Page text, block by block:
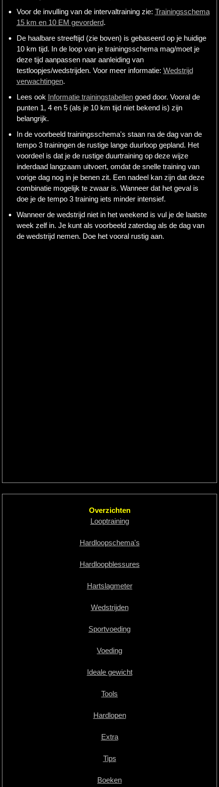
Voor de invulling van de intervaltraining zie: Trainingsschema
15 km en 10 EM gevorderd.
De haalbare streeftijd (zie boven) is gebaseerd op je huidige
10 km tijd. In de loop van je trainingsschema mag/moet je
deze tijd aanpassen naar aanleiding van
testloopjes/wedstrijden. Voor meer informatie: Wedstrijd
verwachtingen.
Lees ook Informatie trainingstabellengoed door. Vooral de
punten 1, 4 en 5 (als je 10 km tijd niet bekend is) zijn
belangrijk.
In de voorbeeld trainingsschema's staan na de dag van de
tempo 3 trainingen de rustige lange duurloop gepland. Het
voordeel is dat je de rustige duurtraining op deze wijze
inderdaad langzaam uitvoert, omdat de snelle training van
vorige dag nog in je benen zit. Een nadeel kan zijn dat deze
combinatie mogelijk te zwaar is. Wanneer dat het geval is
doe je de tempo 3 training iets minder intensief.
Wanneer de wedstrijd niet in het weekend is vul je de laatste
week zelf in. Je kunt als voorbeeld zaterdag als de dag van
de wedstrijd nemen. Doe het vooral rustig aan.
Overzichten
Looptraining
Hardloopschema's
Hardloopblessures
Hartslagmeter
Wedstrijden
Sportvoeding
Voeding
Ideale gewicht
Tools
Hardlopen
Extra
Tips
Boeken